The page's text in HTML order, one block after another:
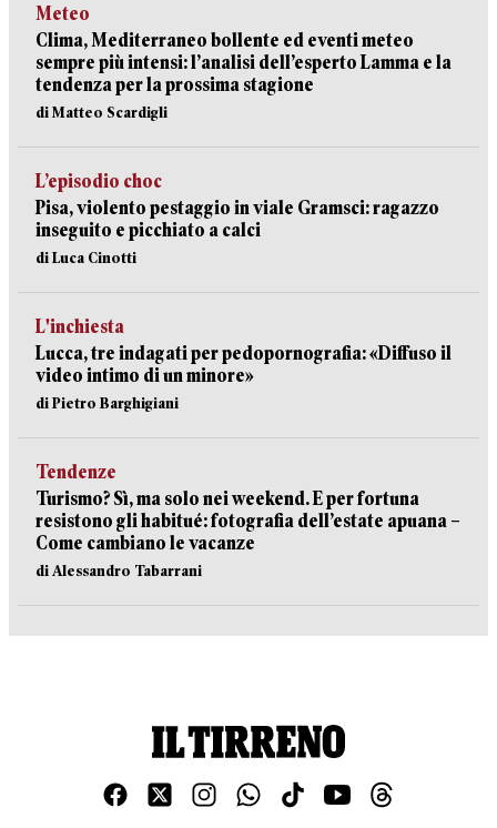
Meteo
Clima, Mediterraneo bollente ed eventi meteo
sempre più intensi: l’analisi dell’esperto Lamma e la
tendenza per la prossima stagione
di Matteo Scardigli
L’episodio choc
Pisa, violento pestaggio in viale Gramsci: ragazzo
inseguito e picchiato a calci
di Luca Cinotti
L'inchiesta
Lucca, tre indagati per pedopornografia: «Diffuso il
video intimo di un minore»
di Pietro Barghigiani
Tendenze
Turismo? Sì, ma solo nei weekend. E per fortuna
resistono gli habitué: fotografia dell’estate apuana –
Come cambiano le vacanze
di Alessandro Tabarrani